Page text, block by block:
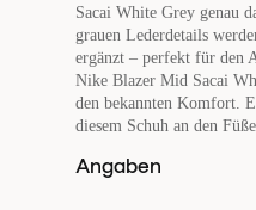
Sacai White Grey genau
grauen Lederdetails
ergänzt – perfekt für den
Nike Blazer Mid Sacai
den bekannten Komfort.
diesem Schuh an den
Angaben